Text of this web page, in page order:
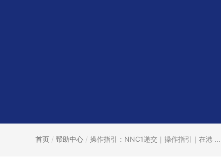
首页 / 帮助中心 / 操作指引：NNC1递交｜操作指引｜在港 ...